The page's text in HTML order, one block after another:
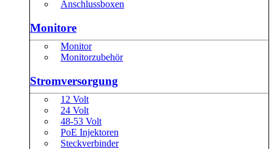
Anschlussboxen
Monitore
Monitor
Monitorzubehör
Stromversorgung
12 Volt
24 Volt
48-53 Volt
PoE Injektoren
Steckverbinder